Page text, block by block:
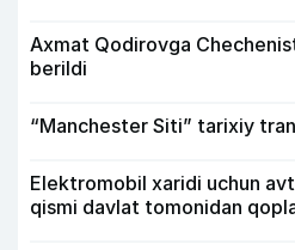
Axmat Qodirovga
berildi
“Manchester Siti” tarixiy
Elektromobil xaridi uchun
qismi davlat tomonidan